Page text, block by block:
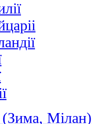
(Зима, Мілан)